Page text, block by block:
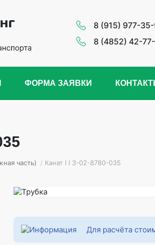
8 (915) 977-
8 (4852) 42-
ФОРМА ЗАЯВКИ
часть) / Канат I I 3-02-8780-035
Для расчёта